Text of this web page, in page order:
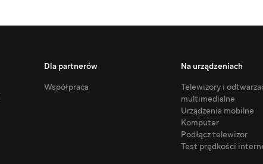
Dla partnerów
Współpraca
Na urządzeniach
Telewizory i
multimedialne
Urządzenia mobilne
Komputer
Podłącz telewizor
Test prędkości